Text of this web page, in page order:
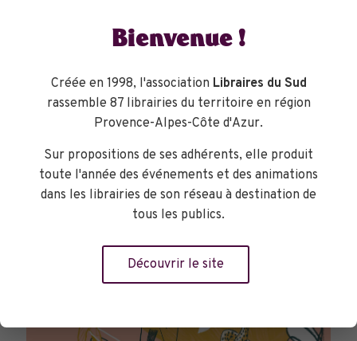
TOURNÉES GÉNÉRALES
Bienvenue !
Créée en 1998, l'association Libraires du Sud
rassemble 87 librairies du territoire en région
Provence-Alpes-Côte d'Azur.
Sur propositions de ses adhérents, elle produit
toute l'année des événements et des animations
dans les librairies de son réseau à destination de
tous les publics.
Découvrir le site